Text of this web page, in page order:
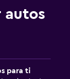
autos
para ti